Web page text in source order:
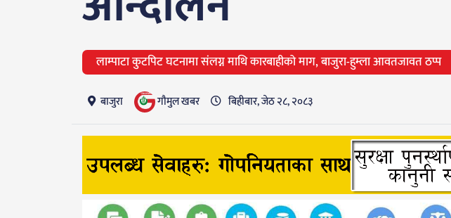
लाम्पाटा कुटपिट घटनामा संलग्न माथि कारबाहीको माग, बाजुरा-हुम्ला आवतजावत ठप्प
बाजुरा गाैमुल खबर बिहीबार, जेठ २८, २०८३